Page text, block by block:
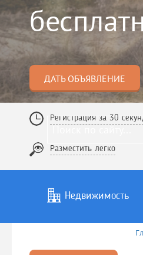
ДАТЬ ОБЪЯВЛЕНИЕ
Регистрация за 30
Разместить легко
Недвижимость
Услуги